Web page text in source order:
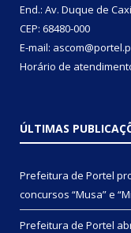
End.: Av. Duque de
CEP: 68480-000
E-mail:
Horário de
ÚLTIMAS
Prefeitura de Portel
concursos “Musa” e
Prefeitura de Portel